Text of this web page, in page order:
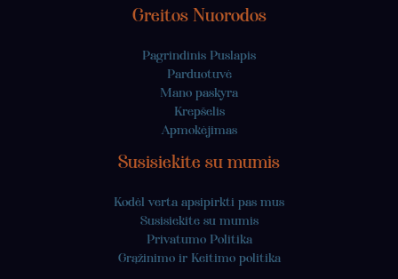
Greitos Nuorodos
Pagrindinis Puslapis
Parduotuvė
Mano paskyra
Krepšelis
Apmokėjimas
Susisiekite su mumis
Kodėl verta apsipirkti pas mus
Susisiekite su mumis
Privatumo Politika
Grąžinimo ir Keitimo politika